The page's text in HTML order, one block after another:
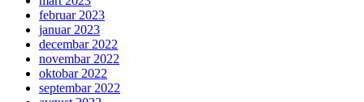
februar 2023
januar 2023
decembar 2022
novembar 2022
oktobar 2022
septembar 2022